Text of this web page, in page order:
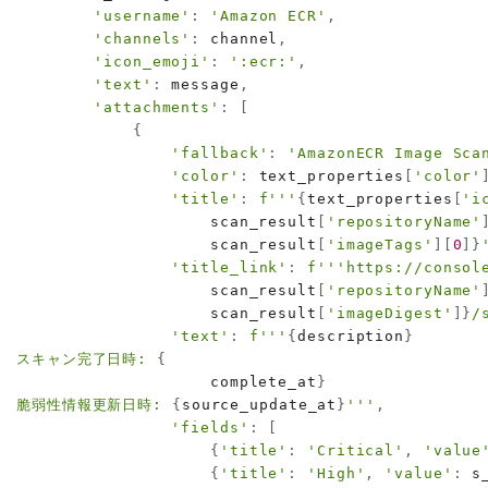
'username' : 'Amazon ECR' ,
'channels' : channel ,
'icon_emoji' : ':ecr:' ,
'text' : message ,
'attachments' :
{
'fallback' :
'AmazonECR Image
'color' : text_properties 'color'
'title' : f''' {text_properties
                    scan_result
'repositoryName'
                    scan_result
'imageTags' 0 }
'title_link' :
f'''https://
                    scan_result
'repositoryName'
                    scan_result
'imageDigest' } /
'text' : f''' {description }
スキャン完了日時: {
                    complete_at
}
脆弱性情報更新日時: { source_update_at } ''' ,
'fields' :
{ 'title' : 'Critical' ,
{ 'title' : 'High' , 'value' :